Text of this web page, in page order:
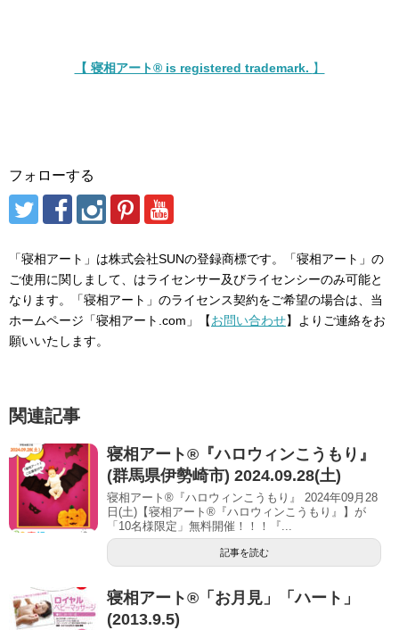
【 寝相アート® is registered trademark. 】
フォローする
「寝相アート」は株式会社SUNの登録商標です。「寝相アート」の
ご使用に関しまして、はライセンサー及びライセンシーのみ可能と
なります。「寝相アート」のライセンス契約をご希望の場合は、当
ホームページ「寝相アート.com」【お問い合わせ】よりご連絡をお
願いいたします。
関連記事
寝相アート®︎『ハロウィンこうもり』
(群馬県伊勢崎市) 2024.09.28(土)
寝相アート®『ハロウィンこうもり』 2024年09月28
日(土)【寝相アート®︎『ハロウィンこうもり』】が
「10名様限定」無料開催！！！『...
記事を読む
寝相アート®「お月見」「ハート」
(2013.9.5)